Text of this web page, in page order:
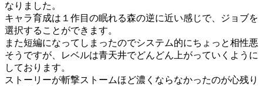
なりました。
キャラ育成は１作目の眠れる森の逆に近い感じで、ジョブを
選択することができます。
また短編になってしまったのでシステム的にちょっと相性悪
そうですが、レベルは青天井でどんどん上がっていくように
しております。
ストーリーが斬撃ストームほど濃くならなかったのが心残り